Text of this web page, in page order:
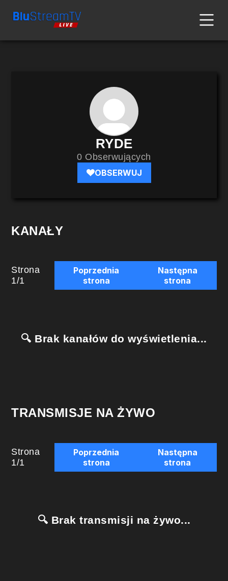
RYDE
0 Obserwujących
OBSERWUJ
KANAŁY
Strona
1/1
Poprzednia
strona
Następna
strona
🔍 Brak kanałów do wyświetlenia...
TRANSMISJE NA ŻYWO
Strona
1/1
Poprzednia
strona
Następna
strona
🔍 Brak transmisji na żywo...